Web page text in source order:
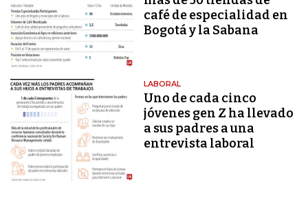
café de especialidad en
Bogotá y la Sabana
LABORAL
Uno de cada cinco
jóvenes gen Z ha llevado
a sus padres a una
entrevista laboral